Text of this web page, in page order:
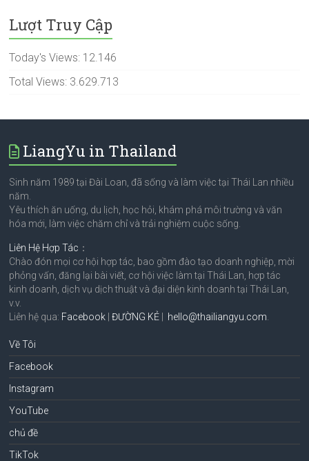
Lượt Truy Cập
Today's Views: 12.146
Total Views: 3.629.713
LiangYu in Thailand
Sinh năm 1989 tại Đài Loan, đã sống và làm việc tại Thái Lan nhiều
năm.
Yêu thích ăn uống, du lịch, học hỏi, khám phá môi trường và văn
hóa mới, làm việc chăm chỉ và trải nghiệm cuộc sống.
Liên Hệ Hợp Tác ：
Chào đón mọi cơ hội hợp tác, bao gồm đào tạo doanh nghiệp, mời
phỏng vấn, đăng lại bài viết, cơ hội việc làm tại Thái Lan, hợp tác
kinh doanh, dịch vụ dịch thuật và đại diện kinh doanh tại Thái Lan,
v.v.
Liên hệ qua: Facebook |ĐƯỜNG KẺ hello@thailiangyu.com
Về Tôi
Facebook
Instagram
YouTube
chủ đề
TikTok